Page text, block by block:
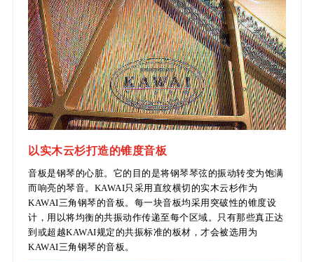
以实木云杉打造的锥度音板
音板是钢琴的心脏。它的目的是将钢琴琴弦的振动转变为饱满
而响亮的琴音。KAWAI只采用直纹横切的实木云杉作为
KAWAI三角钢琴的音板。每一块音板均采用突破性的锥度设
计，用以将均衡的共振动作传递至每个区域。只有那些真正达
到或超越KAWAI规定的共振标准的板材，才会被选用为
KAWAI三角钢琴的音板。